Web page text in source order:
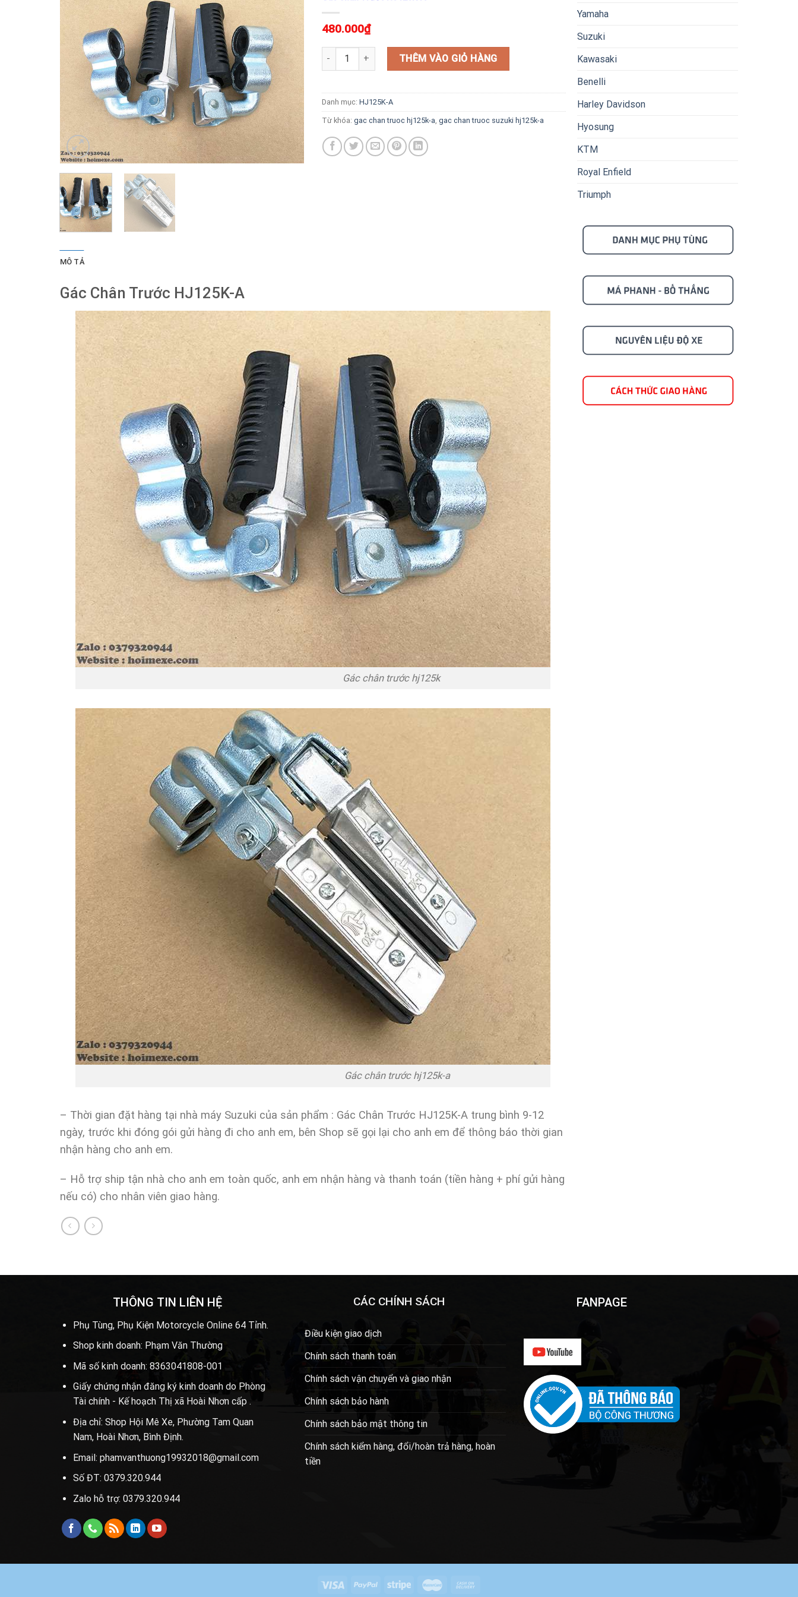
480.000₫
Gác Chân Trước HJ125K-A số lượng
THÊM VÀO GIỎ HÀNG
Danh mục: HJ125K-A
Từ khóa: gac chan truoc hj125k-a gac chan truoc suzuki hj125k-a
MÔ TẢ
Gác Chân Trước HJ125K-A
Gác chân trước hj125k
Gác chân trước hj125k-a
– Thời gian đặt hàng tại nhà máy Suzuki của sản phẩm : Gác Chân Trước HJ125K-A trung bình 9-12
ngày, trước khi đóng gói gửi hàng đi cho anh em, bên Shop sẽ gọi lại cho anh em để thông báo thời gian
nhận hàng cho anh em.
– Hỗ trợ ship tận nhà cho anh em toàn quốc, anh em nhận hàng và thanh toán (tiền hàng + phí gửi hàng
nếu có) cho nhân viên giao hàng.
Yamaha
Suzuki
Kawasaki
Benelli
Harley Davidson
Hyosung
KTM
Royal Enfield
Triumph
THÔNG TIN LIÊN HỆ
Phụ Tùng, Phụ Kiện Motorcycle Online 64 Tỉnh.
Shop kinh doanh: Phạm Văn Thường
Mã số kinh doanh: 8363041808-001
Giấy chứng nhận đăng ký kinh doanh do Phòng
Tài chính - Kế hoạch Thị xã Hoài Nhơn cấp .
Địa chỉ: Shop Hội Mê Xe, Phường Tam Quan
Nam, Hoài Nhơn, Bình Định.
Email: phamvanthuong19932018@gmail.com
Số ĐT: 0379.320.944
Zalo hỗ trợ: 0379.320.944
CÁC CHÍNH SÁCH
Điều kiện giao dịch
Chính sách thanh toán
Chính sách vận chuyển và giao nhận
Chính sách bảo hành
Chính sách bảo mật thông tin
Chính sách kiểm hàng, đổi/hoàn trả hàng, hoàn
tiền
FANPAGE